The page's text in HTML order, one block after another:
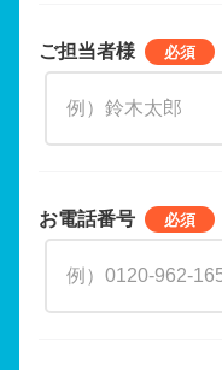
ご担当者様
お電話番号